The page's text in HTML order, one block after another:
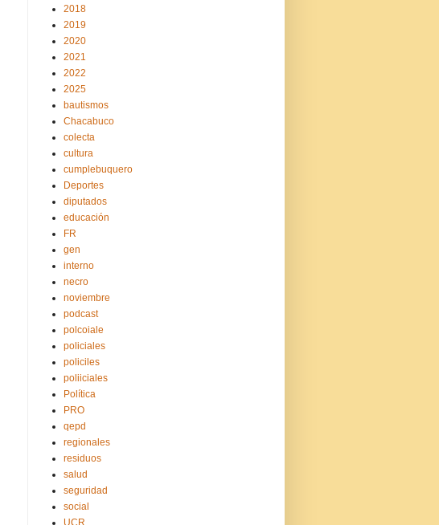
2018
2019
2020
2021
2022
2025
bautismos
Chacabuco
colecta
cultura
cumplebuquero
Deportes
diputados
educación
FR
gen
interno
necro
noviembre
podcast
polcoiale
policiales
policiles
poliiciales
Política
PRO
qepd
regionales
residuos
salud
seguridad
social